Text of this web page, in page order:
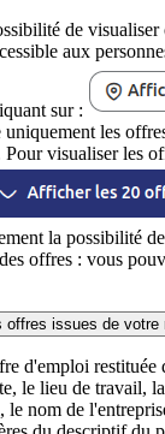
de
aux
sur :
les
visualiser les
la possibilité
offres : vous
offres issues de votre
d'emploi restituée
le lieu de travail,
le nom de